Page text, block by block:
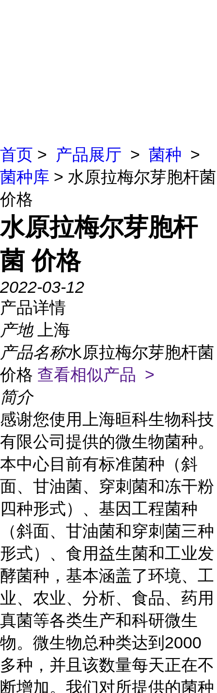
首页 > 产品展厅 > 菌种 >
菌种库 > 水原拉梅尔芽胞杆菌
价格
水原拉梅尔芽胞杆
菌 价格
2022-03-12
产品详情
产地
上海
产品名称水原拉梅尔芽胞杆菌
价格 查看相似产品 >
简介
感谢您使用上海晅科生物科技
有限公司提供的微生物菌种。
本中心目前有标准菌种（斜
面、甘油菌、穿刺菌和冻干粉
四种形式）、基因工程菌种
（斜面、甘油菌和穿刺菌三种
形式）、食用益生菌和工业发
酵菌种，基本涵盖了环境、工
业、农业、分析、食品、药用
真菌等各类生产和科研微生
物。微生物总种类达到2000
多种，并且该数量每天正在不
断增加。我们对所提供的菌种